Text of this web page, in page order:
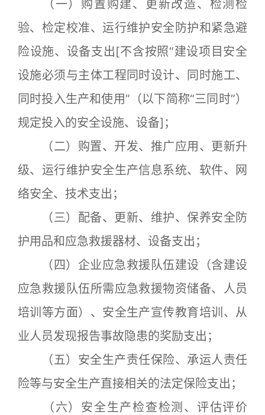
（一）购置购建、更新改造、检测检
验、检定校准、运行维护安全防护和紧急避
险设施、设备支出[不含按照“建设项目安全
设施必须与主体工程同时设计、同时施工、
同时投入生产和使用”（以下简称“三同时”）
规定投入的安全设施、设备]；
（二）购置、开发、推广应用、更新升
级、运行维护安全生产信息系统、软件、网
络安全、技术支出；
（三）配备、更新、维护、保养安全防
护用品和应急救援器材、设备支出；
（四）企业应急救援队伍建设（含建设
应急救援队伍所需应急救援物资储备、人员
培训等方面）、安全生产宣传教育培训、从
业人员发现报告事故隐患的奖励支出；
（五）安全生产责任保险、承运人责任
险等与安全生产直接相关的法定保险支出；
（六）安全生产检查检测、评估评价